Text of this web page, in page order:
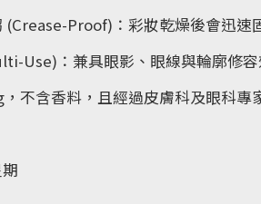
(Crease-Proof)：彩妝乾燥後會迅
Use)：兼具眼影、眼線與輪廓修
不含香料，且經過皮膚科及眼科